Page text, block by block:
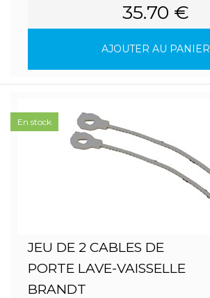
35.70 €
AJOUTER AU PANIER
JEU DE 2 CABLES DE
PORTE LAVE-VAISSELLE
BRANDT
En stock